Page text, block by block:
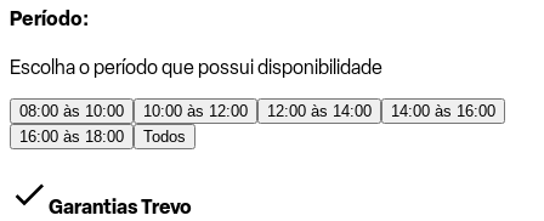
Período:
Escolha o período que possui disponibilidade
08:00 às 10:00 10:00 às 12:00 12:00 às 14:00
14:00 às 16:00
16:00 às 18:00
Todos
Garantias Trevo